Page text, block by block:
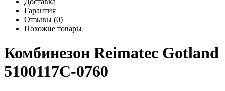
Гарантия
Отзывы (0)
Похожие товары
Комбинезон Reimatec Gotland
5100117C-0760